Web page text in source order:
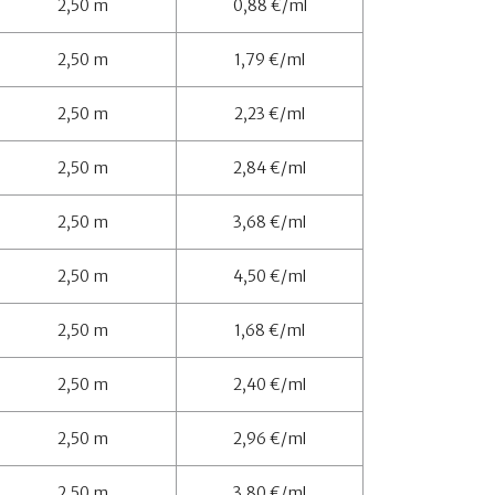
2,50 m 0,88 €/ml
2,50 m 1,79 €/ml
2,50 m 2,23 €/ml
2,50 m 2,84 €/ml
2,50 m 3,68 €/ml
2,50 m 4,50 €/ml
2,50 m 1,68 €/ml
2,50 m 2,40 €/ml
2,50 m 2,96 €/ml